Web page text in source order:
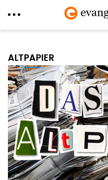
Inhalt
ALTPAPIER